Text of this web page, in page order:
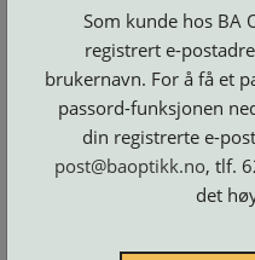
LOGG
on
og
Etuier
Luper
og
Speil
og
Skruer
Verktøy
og
tilbehør
Som kunde hos BA
registrert e-
brukernavn. For å få et
passord-funksjonen
din registrerte e-
post@baoptikk.no, tlf.
det